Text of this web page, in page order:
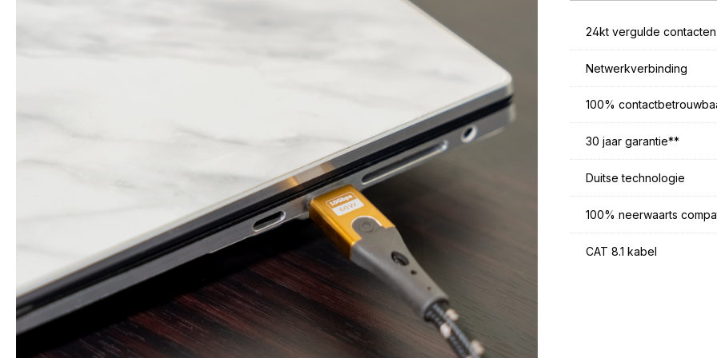
24kt vergulde contacten
Netwerkverbinding
100%
30 jaar garantie**
Duitse technologie
100% neerwaarts
CAT 8.1 kabel